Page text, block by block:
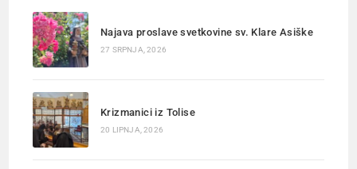
Najava proslave svetkovine sv. Klare Asiške
27 SRPNJA, 2026
Krizmanici iz Tolise
20 LIPNJA, 2026